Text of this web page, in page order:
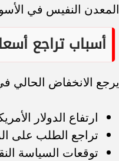
المعدن النفيس في
أسباب تراجع
يرجع الانخفاض الحالي
ارتفاع الدولار
تراجع الطلب على
توقعات السياسة